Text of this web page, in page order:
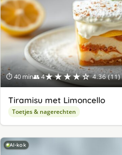
⏱ 40 min👥 4★★★★☆ 4.36 (11)
Tiramisu met Limoncello
Toetjes & nagerechten
AI-kok